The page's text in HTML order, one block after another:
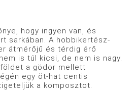
hogy ingyen van, és
sarkában. A hobbikertész-
átmérőjű és térdig érő
is túl kicsi, de nem is nagy.
a gödör mellett
egy öt-hat centis
a komposztot.